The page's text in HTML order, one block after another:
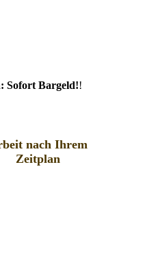
Sofort Bargeld!!
nach Ihrem
Zeitplan